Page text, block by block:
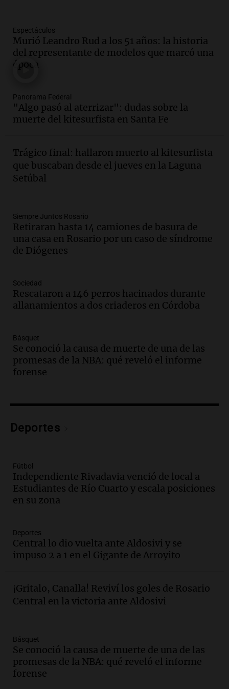
Audio.
la Bulaya abrirá sus puertas mañana con
diversas actividades y sorpresas
Panorama Federal
edificios y proyecta una casa del
estudiante con 48 municipios
involucrados
Episodios
Audio.1° gol de Rosario Central a
Aldosivi (Zalazar en contra) - relato
Gato Greco
Audio.Recomendaciones de vino
bonarda para disfrutar el fin de semana
en Mendoza
Panorama Federal
Audio.
en la Sociedad Rural de Bulaya con
actividades para toda la familia
Audio.
edificios y una casa del estudiante para
jóvenes de la región
Panorama Federal
Audio.Preparativos finales para la gran
Bulaya este sábado
Audio.
Congreso y evacuación por derrame de
oxígeno en Montecastro
Panorama Federal
y llega avión para escuelas de la décima
brigada aérea
Panorama Federal
Audio.La justicia reconoce al COVID
como enfermedad laboral tras la muerte
Audio.Aumento de tarifas de luz en San
Luis a partir de agosto por nueva
regulación de la energía
Espectáculos
Murió Leandro Rud a los 51 años: la historia
del representante de modelos que marcó una
época
Panorama Federal
"Algo pasó al aterrizar": dudas sobre la
muerte del kitesurfista en Santa Fe
Trágico final: hallaron muerto al kitesurfista
que buscaban desde el jueves en la Laguna
Setúbal
Siempre Juntos Rosario
Retiraran hasta 14 camiones de basura de
una casa en Rosario por un caso de síndrome
de Diógenes
Sociedad
Rescataron a 146 perros hacinados durante
allanamientos a dos criaderos en Córdoba
Básquet
Se conoció la causa de muerte de una de las
promesas de la NBA: qué reveló el informe
forense
Deportes
Fútbol
Independiente Rivadavia venció de local a
Estudiantes de Río Cuarto y escala posiciones
en su zona
Deportes
Central lo dio vuelta ante Aldosivi y se
impuso 2 a 1 en el Gigante de Arroyito
¡Gritalo, Canalla! Reviví los goles de Rosario
Central en la victoria ante Aldosivi
Básquet
Se conoció la causa de muerte de una de las
promesas de la NBA: qué reveló el informe
forense